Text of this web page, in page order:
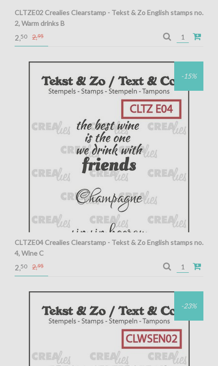
CLTZE02 Crealies Clearstamp - Tekst & Zo English stamps no.
2, Warm drinks B
Crealies Clearstamp - Tekst & Zo English stamps no. 2, Warm
drinks B
2,50 2,95
-15%
CLTZE04 Crealies Clearstamp - Tekst & Zo English stamps no.
4, Wine C
Crealies Clearstamp - Tekst & Zo English stamps no. 4, Wine
C
2,50 2,95
-23%